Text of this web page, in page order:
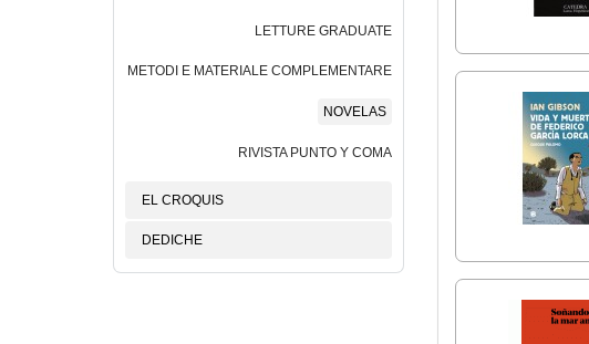
LETTURE GRADUATE
METODI E MATERIALE COMPLEMENTARE
NOVELAS
RIVISTA PUNTO Y COMA
EL CROQUIS
DEDICHE